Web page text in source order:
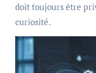
doit toujours être
curiosité.